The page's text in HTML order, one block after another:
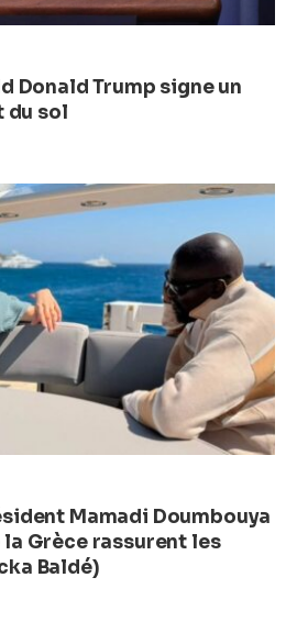
Donald Trump signe un
du sol
Mamadi Doumbouya
Grèce rassurent les
Baldé)